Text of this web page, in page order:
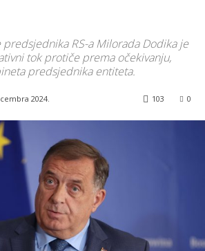
predsjednika RS-a Milorada Dodika je
tok protiče prema očekivanju,
predsjednika entiteta.
2024. 0
103